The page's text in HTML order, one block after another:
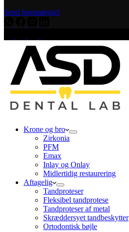
Send forespørgsel
Krone og bro
Zirkonia
PFM
Emax
Inlay og Onlay
Midlertidig restaurering
Aftagelig
Tandproteser
Fleksibel tandprotese
Tandproteser af metal
Skræddersyet tandbeskytter
Ortodontisk bøjle